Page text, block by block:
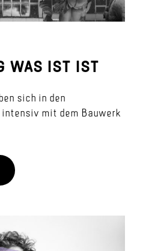
WAS IST IST
sich in den
intensiv mit dem Bauwerk